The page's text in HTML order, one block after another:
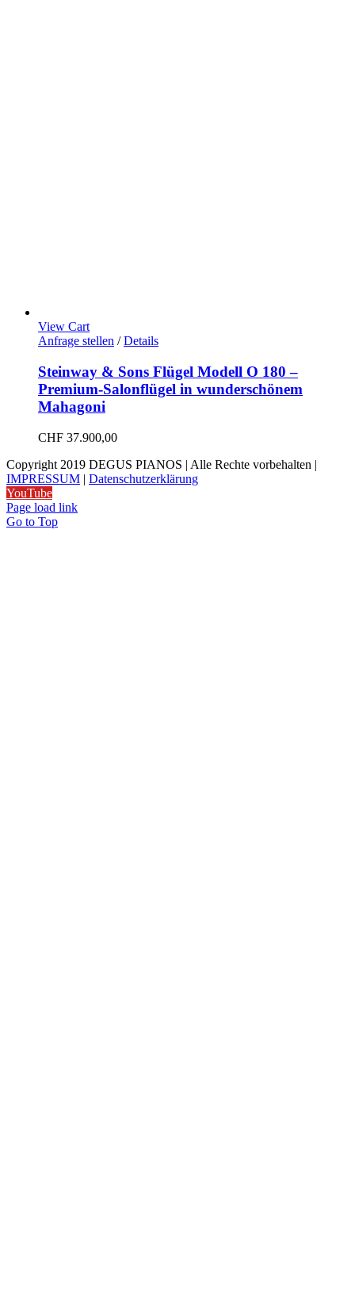
View Cart
Anfrage stellen / Details
Steinway & Sons Flügel Modell O 180 –
Premium-Salonflügel in wunderschönem
Mahagoni
CHF 37.900,00
Copyright 2019 DEGUS PIANOS | Alle Rechte vorbehalten |
IMPRESSUM | Datenschutzerklärung
YouTube
Page load link
Go to Top